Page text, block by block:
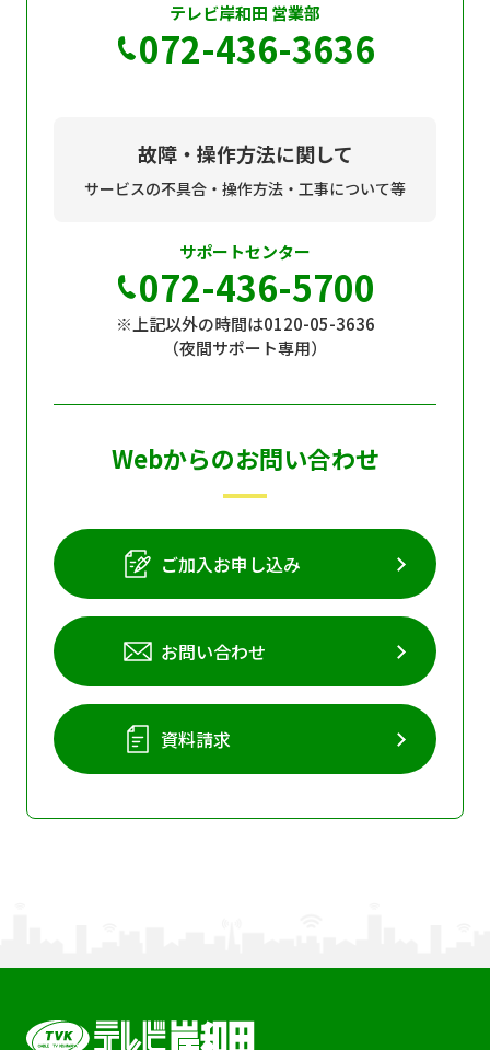
テレビ岸和田 営業部
072-436-3636
故障・操作方法に関して
サービスの不具合・操作方法・工事について等
サポートセンター
072-436-5700
※上記以外の時間は0120-05-3636
（夜間サポート専用）
Webからのお問い合わせ
ご加入お申し込み
お問い合わせ
資料請求